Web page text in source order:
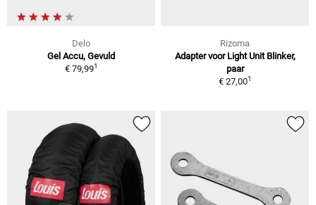
Delo
Gel Accu, Gevuld
€ 79,991
Rizoma
Adapter voor Light Unit Blinker,
paar
€ 27,001